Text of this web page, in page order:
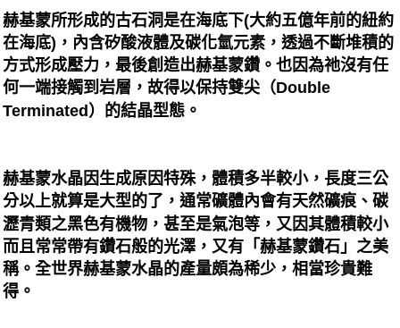
赫基蒙所形成的古石洞是在海底下(大約五億年前的紐約
在海底)，內含矽酸液體及碳化氫元素，透過不斷堆積的
方式形成壓力，最後創造出赫基蒙鑽。也因為祂沒有任
何一端接觸到岩層，故得以保持雙尖（Double
Terminated）的結晶型態。
赫基蒙水晶因生成原因特殊，體積多半較小，長度三公
分以上就算是大型的了，通常礦體內會有天然礦痕、碳
瀝青類之黑色有機物，甚至是氣泡等，又因其體積較小
而且常常帶有鑽石般的光澤，又有「赫基蒙鑽石」之美
稱。全世界赫基蒙水晶的產量頗為稀少，相當珍貴難
得。